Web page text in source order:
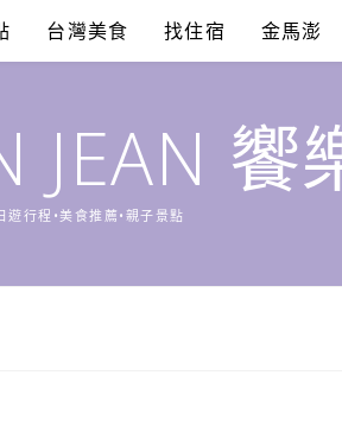
台灣美食 找住宿 金馬澎
JEAN 饗
遊行程•美食推薦•親子景點